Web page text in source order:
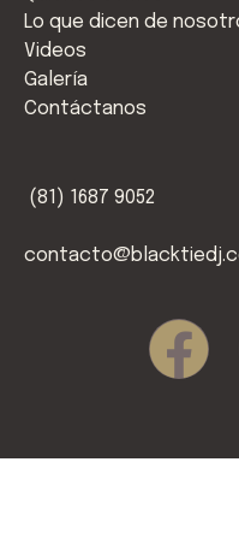
Lo que dicen de
Videos
Galería
Contáctanos
(81) 1687 9052